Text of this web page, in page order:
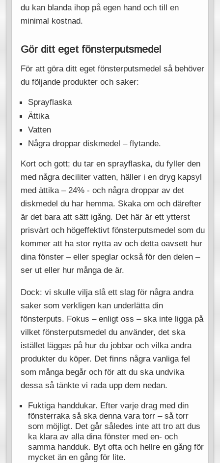
du kan blanda ihop på egen hand och till en
minimal kostnad.
Gör ditt eget fönsterputsmedel
För att göra ditt eget fönsterputsmedel så behöver
du följande produkter och saker:
Sprayflaska
Ättika
Vatten
Några droppar diskmedel – flytande.
Kort och gott; du tar en sprayflaska, du fyller den
med några deciliter vatten, häller i en dryg kapsyl
med ättika – 24% - och några droppar av det
diskmedel du har hemma. Skaka om och därefter
är det bara att sätt igång. Det här är ett ytterst
prisvärt och högeffektivt fönsterputsmedel som du
kommer att ha stor nytta av och detta oavsett hur
dina fönster – eller speglar också för den delen –
ser ut eller hur många de är.
Dock: vi skulle vilja slå ett slag för några andra
saker som verkligen kan underlätta din
fönsterputs. Fokus – enligt oss – ska inte ligga på
vilket fönsterputsmedel du använder, det ska
istället läggas på hur du jobbar och vilka andra
produkter du köper. Det finns några vanliga fel
som många begår och för att du ska undvika
dessa så tänkte vi rada upp dem nedan.
Fuktiga handdukar. Efter varje drag med din
fönsterraka så ska denna vara torr – så torr
som möjligt. Det går således inte att tro att dus
ka klara av alla dina fönster med en- och
samma handduk. Byt ofta och hellre en gång för
mycket än en gång för lite.